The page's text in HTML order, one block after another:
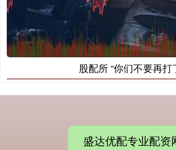
股配所 “你们不要再打
盛达优配专业配资